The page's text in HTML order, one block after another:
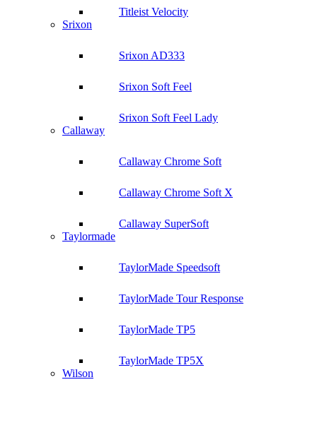
Titleist Velocity
Srixon
Srixon AD333
Srixon Soft Feel
Srixon Soft Feel Lady
Callaway
Callaway Chrome Soft
Callaway Chrome Soft X
Callaway SuperSoft
Taylormade
TaylorMade Speedsoft
TaylorMade Tour Response
TaylorMade TP5
TaylorMade TP5X
Wilson